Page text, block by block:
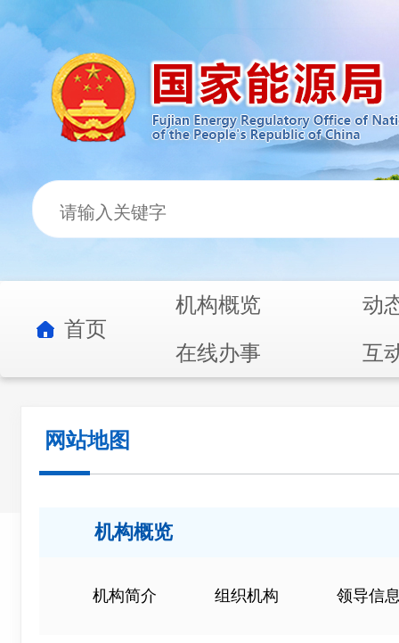
首页
机构概览
动
在线办事
互
网站地图
机构概览
机构简介 组织机构 领导信